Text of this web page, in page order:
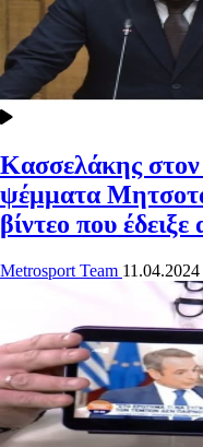
Κασσελάκης
ψέμματα
βίντεο που
Metrosport Team 11.04.2024